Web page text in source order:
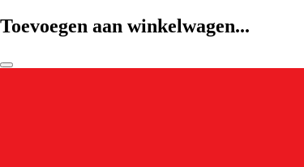
Toevoegen aan winkelwagen...